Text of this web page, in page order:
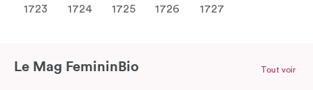
1723
1724 1725 1726 1727
Le Mag FemininBio Tout voir